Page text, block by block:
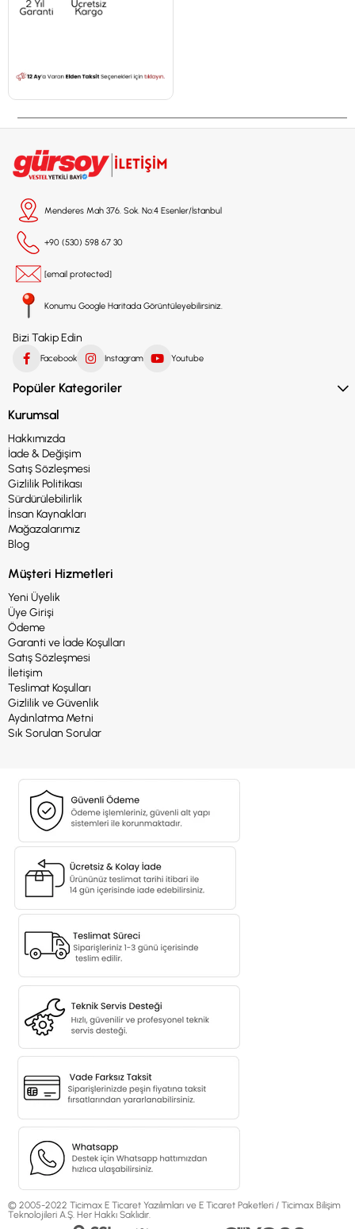
Menderes Mah 376. Sok. No:4 Esenler/İstanbul
+90 (530) 598 67 30
[email protected]
Konumu Google Haritada Görüntüleyebilirsiniz.
Bizi Takip Edin
Facebook Instagram Youtube
Popüler Kategoriler
Kurumsal
Hakkımızda
İade & Değişim
Satış Sözleşmesi
Gizlilik Politikası
Sürdürülebilirlik
İnsan Kaynakları
Mağazalarımız
Blog
Müşteri Hizmetleri
Yeni Üyelik
Üye Girişi
Ödeme
Garanti ve İade Koşulları
Satış Sözleşmesi
İletişim
Teslimat Koşulları
Gizlilik ve Güvenlik
Aydınlatma Metni
Sık Sorulan Sorular
© 2005-2022 Ticimax E Ticaret Yazılımları ve E Ticaret Paketleri / Ticimax Bilişim
Teknolojileri A.Ş. Her Hakkı Saklıdır.